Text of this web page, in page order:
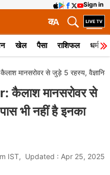
Sign in
A
क
खेल पैसा राशिफल धर्म
मानसरोवर से जुड़े 5 रहस्य,
मानसरोवर से
भी नहीं है इनका
IST, Updated : Apr 25, 2025